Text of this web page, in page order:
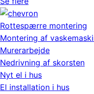
Rottespærre montering
Montering af
Murerarbejde
Nedrivning af skorsten
Nyt el i hus
El installation i hus